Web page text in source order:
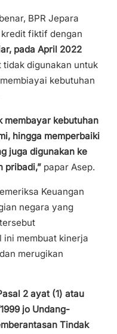
BPR Jepara
fiktif dengan
pada April 2022
tidak digunakan untuk
kebutuhan
membayar kebutuhan
hingga memperbaiki
juga digunakan ke
pribadi,” papar Asep.
Keuangan
negara yang
ini membuat kinerja
merugikan
2 ayat (1) atau
jo Undang-
Tindak